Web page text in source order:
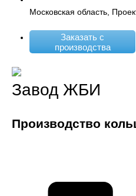
Московская область,
Заказать с
производства
Завод ЖБИ
Производство